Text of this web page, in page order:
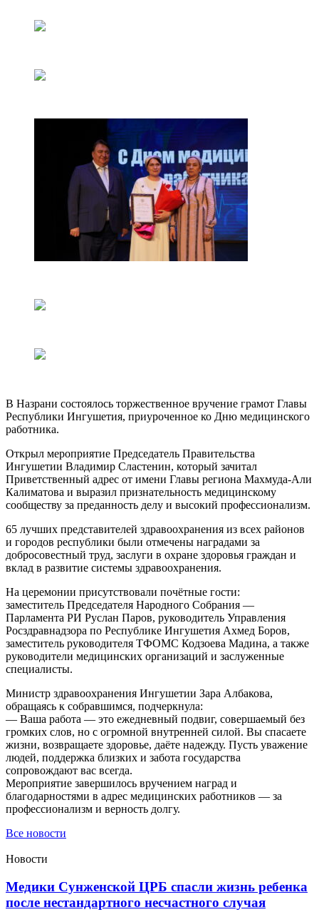
В Назрани состоялось торжественное вручение грамот Главы
Республики Ингушетия, приуроченное ко Дню медицинского
работника.
Открыл мероприятие Председатель Правительства
Ингушетии Владимир Сластенин, который зачитал
Приветственный адрес от имени Главы региона Махмуда-Али
Калиматова и выразил признательность медицинскому
сообществу за преданность делу и высокий профессионализм.
65 лучших представителей здравоохранения из всех районов
и городов республики были отмечены наградами за
добросовестный труд, заслуги в охране здоровья граждан и
вклад в развитие системы здравоохранения.
На церемонии присутствовали почётные гости:
заместитель Председателя Народного Собрания —
Парламента РИ Руслан Паров, руководитель Управления
Росздравнадзора по Республике Ингушетия Ахмед Боров,
заместитель руководителя ТФОМС Кодзоева Мадина, а также
руководители медицинских организаций и заслуженные
специалисты.
Министр здравоохранения Ингушетии Зара Албакова,
обращаясь к собравшимся, подчеркнула:
— Ваша работа — это ежедневный подвиг, совершаемый без
громких слов, но с огромной внутренней силой. Вы спасаете
жизни, возвращаете здоровье, даёте надежду. Пусть уважение
людей, поддержка близких и забота государства
сопровождают вас всегда.
Мероприятие завершилось вручением наград и
благодарностями в адрес медицинских работников — за
профессионализм и верность долгу.
Все новости
Новости
Медики Сунженской ЦРБ спасли жизнь ребенка
после нестандартного несчастного случая